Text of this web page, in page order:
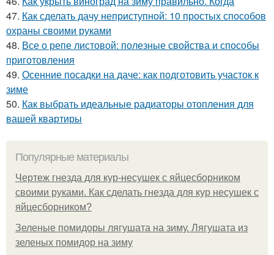
47. Как сделать дачу неприступной: 10 простых способов
охраны своими руками
48. Все о репе листовой: полезные свойства и способы
приготовления
49. Осенние посадки на даче: как подготовить участок к
зиме
50. Как выбрать идеальные радиаторы отопления для
вашей квартиры
Популярные материалы
Чертеж гнезда для кур-несушек с яйцесборником
своими руками. Как сделать гнезда для кур несушек с
яйцесборником?
Зеленые помидоры лягушата на зиму. Лягушата из
зеленых помидор на зиму